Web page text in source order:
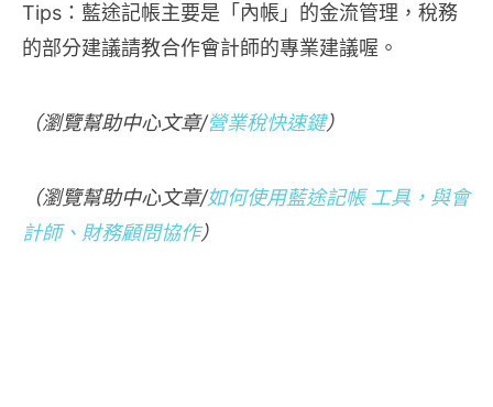
Tips：藍途記帳主要是「內帳」的金流管理，稅務
的部分建議請教合作會計師的專業建議喔。
（瀏覽幫助中心文章/營業稅快速鍵）
（瀏覽幫助中心文章/如何使用藍途記帳 工具，與會
計師、財務顧問協作）